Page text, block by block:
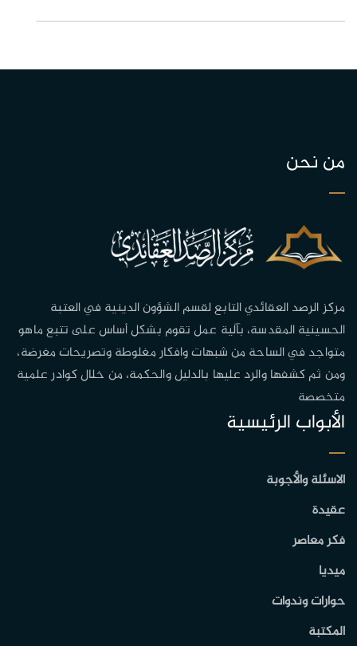
من نحن
مركز الرصد العقائدي التابع لقسم الشؤون الدينية في العتبة
الحسينية المقدسة، بآلية عمل تقوم بشكل أساس على تتبع ماهو
متواجد في الساحة من شبهات وافكار مغلوطة وتصريحات مغرضة،
ومن ثم كشفها والرد عليها بالدليل والحكمة، من خلال كوادر علمية
متخصصة
الأبواب الرئيسية
الاسئلة والأجوبة
عقيدة
فكر معاصر
ميديا
حوارات وندوات
المكتبة